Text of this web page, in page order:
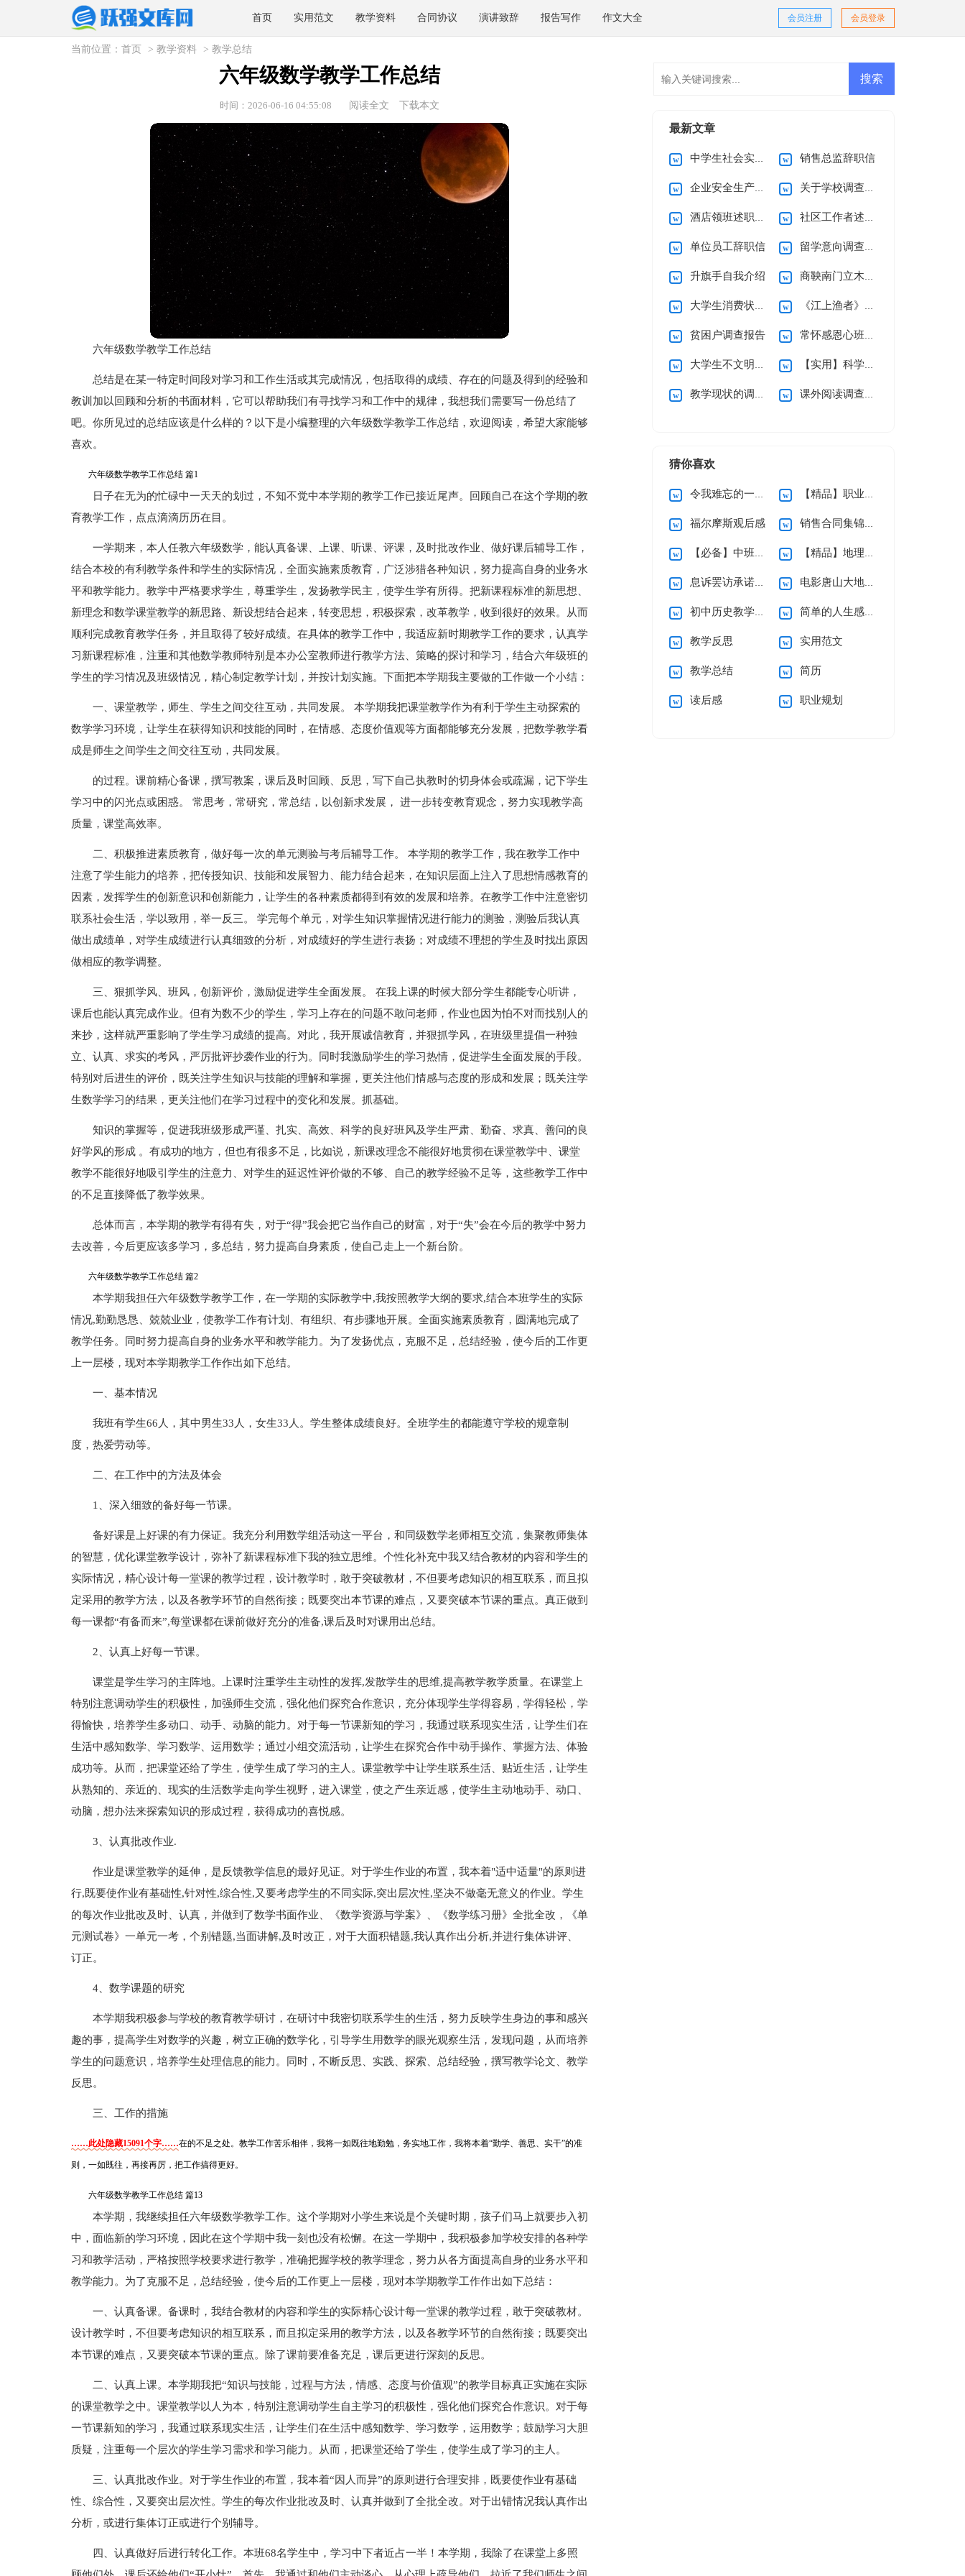
首页 实用范文 教学资料 合同协议 演讲致辞 报告写作 作文大全 会员登录
会员注册
当前位置： 首页 > 教学资料 > 教学总结
六年级数学教学工作总结
时间：2026-06-16 04:55:08 阅读全文 下载本文
六年级数学教学工作总结
总结是在某一特定时间段对学习和工作生活或其完成情况，包括取得的成绩、存在的问题及得到的经验和
教训加以回顾和分析的书面材料，它可以帮助我们有寻找学习和工作中的规律，我想我们需要写一份总结了
吧。你所见过的总结应该是什么样的？以下是小编整理的六年级数学教学工作总结，欢迎阅读，希望大家能够
喜欢。
六年级数学教学工作总结 篇1
日子在无为的忙碌中一天天的划过，不知不觉中本学期的教学工作已接近尾声。回顾自己在这个学期的教
育教学工作，点点滴滴历历在目。
一学期来，本人任教六年级数学，能认真备课、上课、听课、评课，及时批改作业、做好课后辅导工作，
结合本校的有利教学条件和学生的实际情况，全面实施素质教育，广泛涉猎各种知识，努力提高自身的业务水
平和教学能力。教学中严格要求学生，尊重学生，发扬教学民主，使学生学有所得。把新课程标准的新思想、
新理念和数学课堂教学的新思路、新设想结合起来，转变思想，积极探索，改革教学，收到很好的效果。从而
顺利完成教育教学任务，并且取得了较好成绩。在具体的教学工作中，我适应新时期教学工作的要求，认真学
习新课程标准，注重和其他数学教师特别是本办公室教师进行教学方法、策略的探讨和学习，结合六年级班的
学生的学习情况及班级情况，精心制定教学计划，并按计划实施。下面把本学期我主要做的工作做一个小结：
一、课堂教学，师生、学生之间交往互动，共同发展。 本学期我把课堂教学作为有利于学生主动探索的
数学学习环境，让学生在获得知识和技能的同时，在情感、态度价值观等方面都能够充分发展，把数学教学看
成是师生之间学生之间交往互动，共同发展。
的过程。课前精心备课，撰写教案，课后及时回顾、反思，写下自己执教时的切身体会或疏漏，记下学生
学习中的闪光点或困惑。 常思考，常研究，常总结，以创新求发展， 进一步转变教育观念，努力实现教学高
质量，课堂高效率。
二、积极推进素质教育，做好每一次的单元测验与考后辅导工作。 本学期的教学工作，我在教学工作中
注意了学生能力的培养，把传授知识、技能和发展智力、能力结合起来，在知识层面上注入了思想情感教育的
因素，发挥学生的创新意识和创新能力，让学生的各种素质都得到有效的发展和培养。在教学工作中注意密切
联系社会生活，学以致用，举一反三。 学完每个单元，对学生知识掌握情况进行能力的测验，测验后我认真
做出成绩单，对学生成绩进行认真细致的分析，对成绩好的学生进行表扬；对成绩不理想的学生及时找出原因
做相应的教学调整。
三、狠抓学风、班风，创新评价，激励促进学生全面发展。 在我上课的时候大部分学生都能专心听讲，
课后也能认真完成作业。但有为数不少的学生，学习上存在的问题不敢问老师，作业也因为怕不对而找别人的
来抄，这样就严重影响了学生学习成绩的提高。对此，我开展诚信教育，并狠抓学风，在班级里提倡一种独
立、认真、求实的考风，严厉批评抄袭作业的行为。同时我激励学生的学习热情，促进学生全面发展的手段。
特别对后进生的评价，既关注学生知识与技能的理解和掌握，更关注他们情感与态度的形成和发展；既关注学
生数学学习的结果，更关注他们在学习过程中的变化和发展。抓基础。
知识的掌握等，促进我班级形成严谨、扎实、高效、科学的良好班风及学生严肃、勤奋、求真、善问的良
好学风的形成 。有成功的地方，但也有很多不足，比如说，新课改理念不能很好地贯彻在课堂教学中、课堂
教学不能很好地吸引学生的注意力、对学生的延迟性评价做的不够、自己的教学经验不足等，这些教学工作中
的不足直接降低了教学效果。
总体而言，本学期的教学有得有失，对于“得”我会把它当作自己的财富，对于“失”会在今后的教学中努力
去改善，今后更应该多学习，多总结，努力提高自身素质，使自己走上一个新台阶。
六年级数学教学工作总结 篇2
本学期我担任六年级数学教学工作，在一学期的实际教学中,我按照教学大纲的要求,结合本班学生的实际
情况,勤勤恳恳、兢兢业业，使教学工作有计划、有组织、有步骤地开展。全面实施素质教育，圆满地完成了
教学任务。同时努力提高自身的业务水平和教学能力。为了发扬优点，克服不足，总结经验，使今后的工作更
上一层楼，现对本学期教学工作作出如下总结。
一、基本情况
我班有学生66人，其中男生33人，女生33人。学生整体成绩良好。全班学生的都能遵守学校的规章制
度，热爱劳动等。
二、在工作中的方法及体会
1、深入细致的备好每一节课。
备好课是上好课的有力保证。我充分利用数学组活动这一平台，和同级数学老师相互交流，集聚教师集体
的智慧，优化课堂教学设计，弥补了新课程标准下我的独立思维。个性化补充中我又结合教材的内容和学生的
实际情况，精心设计每一堂课的教学过程，设计教学时，敢于突破教材，不但要考虑知识的相互联系，而且拟
定采用的教学方法，以及各教学环节的自然衔接；既要突出本节课的难点，又要突破本节课的重点。真正做到
每一课都“有备而来”,每堂课都在课前做好充分的准备,课后及时对课用出总结。
2、认真上好每一节课。
课堂是学生学习的主阵地。上课时注重学生主动性的发挥,发散学生的思维,提高教学教学质量。在课堂上
特别注意调动学生的积极性，加强师生交流，强化他们探究合作意识，充分体现学生学得容易，学得轻松，学
得愉快，培养学生多动口、动手、动脑的能力。对于每一节课新知的学习，我通过联系现实生活，让学生们在
生活中感知数学、学习数学、运用数学；通过小组交流活动，让学生在探究合作中动手操作、掌握方法、体验
成功等。从而，把课堂还给了学生，使学生成了学习的主人。课堂教学中让学生联系生活、贴近生活，让学生
从熟知的、亲近的、现实的生活数学走向学生视野，进入课堂，使之产生亲近感，使学生主动地动手、动口、
动脑，想办法来探索知识的形成过程，获得成功的喜悦感。
3、认真批改作业.
作业是课堂教学的延伸，是反馈教学信息的最好见证。对于学生作业的布置，我本着"适中适量"的原则进
行,既要使作业有基础性,针对性,综合性,又要考虑学生的不同实际,突出层次性,坚决不做毫无意义的作业。学生
的每次作业批改及时、认真，并做到了数学书面作业、《数学资源与学案》、《数学练习册》全批全改，《单
元测试卷》一单元一考，个别错题,当面讲解,及时改正，对于大面积错题,我认真作出分析,并进行集体讲评、
订正。
4、数学课题的研究
本学期我积极参与学校的教育教学研讨，在研讨中我密切联系学生的生活，努力反映学生身边的事和感兴
趣的事，提高学生对数学的兴趣，树立正确的数学化，引导学生用数学的眼光观察生活，发现问题，从而培养
学生的问题意识，培养学生处理信息的能力。同时，不断反思、实践、探索、总结经验，撰写教学论文、教学
反思。
三、工作的措施
……此处隐藏15091个字……在的不足之处。教学工作苦乐相伴，我将一如既往地勤勉，务实地工作，我将本着“勤学、善思、实干”的准
则，一如既往，再接再厉，把工作搞得更好。
六年级数学教学工作总结 篇13
本学期，我继续担任六年级数学教学工作。这个学期对小学生来说是个关键时期，孩子们马上就要步入初
中，面临新的学习环境，因此在这个学期中我一刻也没有松懈。在这一学期中，我积极参加学校安排的各种学
习和教学活动，严格按照学校要求进行教学，准确把握学校的教学理念，努力从各方面提高自身的业务水平和
教学能力。为了克服不足，总结经验，使今后的工作更上一层楼，现对本学期教学工作作出如下总结：
一、认真备课。备课时，我结合教材的内容和学生的实际精心设计每一堂课的教学过程，敢于突破教材。
设计教学时，不但要考虑知识的相互联系，而且拟定采用的教学方法，以及各教学环节的自然衔接；既要突出
本节课的难点，又要突破本节课的重点。除了课前要准备充足，课后更进行深刻的反思。
二、认真上课。本学期我把“知识与技能，过程与方法，情感、态度与价值观”的教学目标真正实施在实际
的课堂教学之中。课堂教学以人为本，特别注意调动学生自主学习的积极性，强化他们探究合作意识。对于每
一节课新知的学习，我通过联系现实生活，让学生们在生活中感知数学、学习数学，运用数学；鼓励学习大胆
质疑，注重每一个层次的学生学习需求和学习能力。从而，把课堂还给了学生，使学生成了学习的主人。
三、认真批改作业。对于学生作业的布置，我本着“因人而异”的原则进行合理安排，既要使作业有基础
性、综合性，又要突出层次性。学生的每次作业批改及时、认真并做到了全批全改。对于出错情况我认真作出
分析，或进行集体订正或进行个别辅导。
四、认真做好后进行转化工作。本班68名学生中，学习中下者近占一半！本学期，我除了在课堂上多照
最新文章
中学生社会实践调查报告15篇 销售总监辞职信
企业安全生产承诺书(范本) 关于学校调查报告
酒店领班述职报告 社区工作者述职报告
单位员工辞职信 留学意向调查报告
升旗手自我介绍 商鞅南门立木教案
大学生消费状况调查报告15篇 《江上渔者》教案
贫困户调查报告 常怀感恩心班会教案模板（通用26篇）
大学生不文明现象调查报告 【实用】科学活动教案模板九篇
教学现状的调查报告 课外阅读调查报告
猜你喜欢
令我难忘的一件事作文(集锦15篇) 【精品】职业规划职业规划模板汇总九篇
福尔摩斯观后感 销售合同集锦9篇
【必备】中班音乐教案三篇 【精品】地理教学总结3篇
息诉罢访承诺书集合六篇 电影唐山大地震观后感
初中历史教学总结合集七篇 简单的人生感言语录合集47条
教学反思 实用范文
教学总结 简历
读后感 职业规划